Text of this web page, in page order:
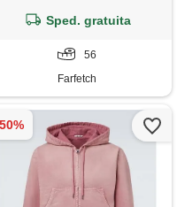
Sped. gratuita
56
Farfetch